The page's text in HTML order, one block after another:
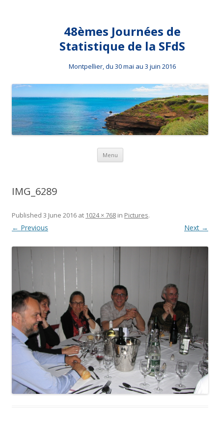
48èmes Journées de
Statistique de la SFdS
Montpellier, du 30 mai au 3 juin 2016
Menu Skip to content
IMG_6289
Published 3 June 2016 at 1024 × 768 in Pictures.
← Previous Next →